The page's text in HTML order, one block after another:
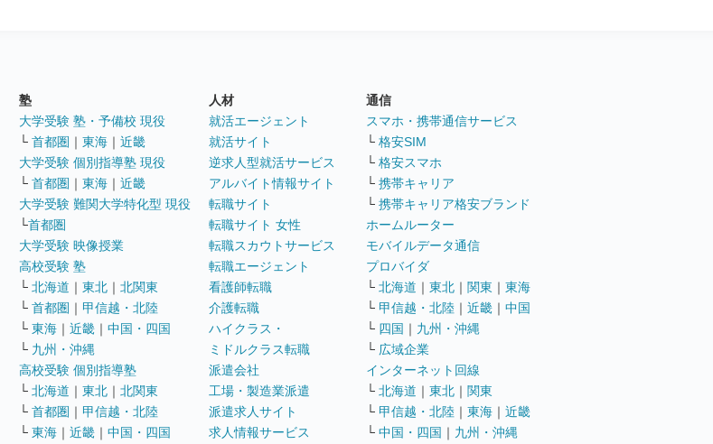
塾
大学受験 塾・予備校 現役
└ 首都圏 ｜ 東海 ｜ 近畿
大学受験 個別指導塾 現役
└ 首都圏 ｜ 東海 ｜ 近畿
大学受験 難関大学特化型 現役
└首都圏
大学受験 映像授業
高校受験 塾
└ 北海道 ｜ 東北 ｜ 北関東
└ 首都圏 ｜ 甲信越・北陸
└ 東海 ｜ 近畿 ｜ 中国・四国
└ 九州・沖縄
高校受験 個別指導塾
└ 北海道 ｜ 東北 ｜ 北関東
└ 首都圏 ｜ 甲信越・北陸
└ 東海 ｜ 近畿 ｜ 中国・四国
人材
就活エージェント
就活サイト
逆求人型就活サービス
アルバイト情報サイト
転職サイト
転職サイト 女性
転職スカウトサービス
転職エージェント
看護師転職
介護転職
ハイクラス・
ミドルクラス転職
派遣会社
工場・製造業派遣
派遣求人サイト
求人情報サービス
通信
スマホ・携帯通信サービス
└ 格安SIM
└ 格安スマホ
└ 携帯キャリア
└ 携帯キャリア格安ブランド
ホームルーター
モバイルデータ通信
プロバイダ
└ 北海道 ｜ 東北 ｜ 関東 ｜ 東海
└ 甲信越・北陸 ｜ 近畿 ｜ 中国
└ 四国 ｜ 九州・沖縄
└ 広域企業
インターネット回線
└ 北海道 ｜ 東北 ｜ 関東
└ 甲信越・北陸 ｜ 東海 ｜ 近畿
└ 中国・四国 ｜ 九州・沖縄